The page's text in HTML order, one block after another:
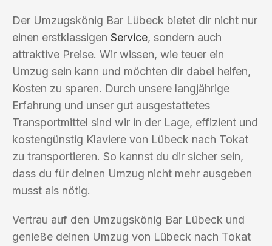
Der Umzugskönig Bar Lübeck bietet dir nicht nur
einen erstklassigen Service, sondern auch
attraktive Preise. Wir wissen, wie teuer ein
Umzug sein kann und möchten dir dabei helfen,
Kosten zu sparen. Durch unsere langjährige
Erfahrung und unser gut ausgestattetes
Transportmittel sind wir in der Lage, effizient und
kostengünstig Klaviere von Lübeck nach Tokat
zu transportieren. So kannst du dir sicher sein,
dass du für deinen Umzug nicht mehr ausgeben
musst als nötig.
Vertrau auf den Umzugskönig Bar Lübeck und
genieße deinen Umzug von Lübeck nach Tokat